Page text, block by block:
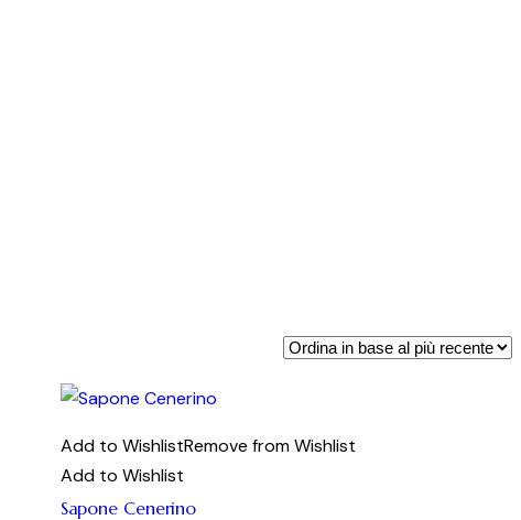
Add to WishlistRemove from Wishlist
Add to Wishlist
Sapone Cenerino